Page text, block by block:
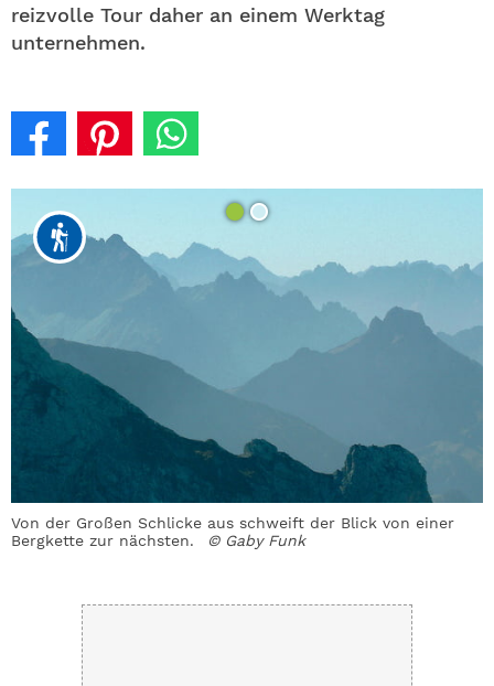
reizvolle Tour daher an einem Werktag
unternehmen.
Von der Großen Schlicke aus schweift der Blick von einer
Bergkette zur nächsten.
© Gaby Funk